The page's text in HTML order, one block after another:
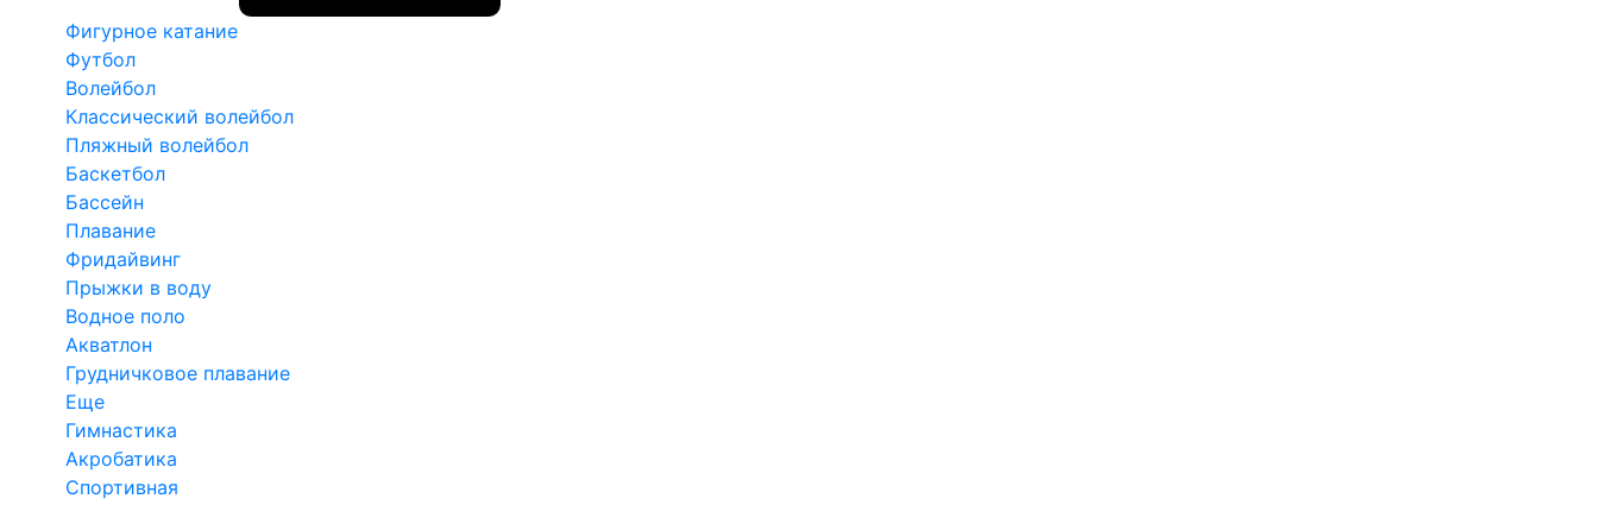
Фигурное катание
Футбол
Волейбол
Классический волейбол
Пляжный волейбол
Баскетбол
Бассейн
Плавание
Фридайвинг
Прыжки в воду
Водное поло
Акватлон
Грудничковое плавание
Еще
Гимнастика
Акробатика
Спортивная